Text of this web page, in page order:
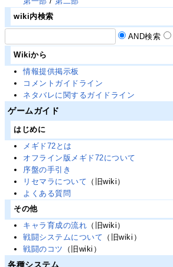
wiki内検索
AND検索
Wikiから
情報提供掲示板
コメントガイドライン
ネタバレに関するガイドライン
ゲームガイド
はじめに
メギド72とは
オフライン版メギド72について
序盤の手引き
リセマラについて （旧wiki）
よくある質問
その他
キャラ育成の流れ （旧wiki）
戦闘システムについて （旧wiki）
戦闘のコツ
（旧wiki）
各種システム